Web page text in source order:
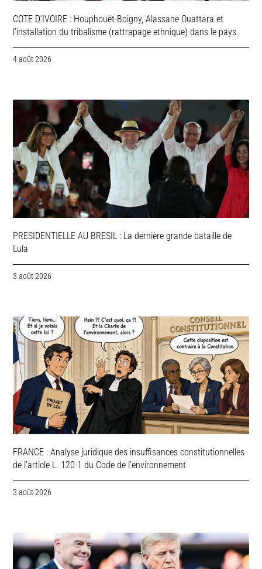
COTE D’IVOIRE : Houphouët-Boigny, Alassane Ouattara et
l’installation du tribalisme (rattrapage ethnique) dans le pays
4 août 2026
PRESIDENTIELLE AU BRESIL : La dernière grande bataille de
Lula
3 août 2026
FRANCE : Analyse juridique des insuffisances constitutionnelles
de l’article L. 120-1 du Code de l’environnement
3 août 2026